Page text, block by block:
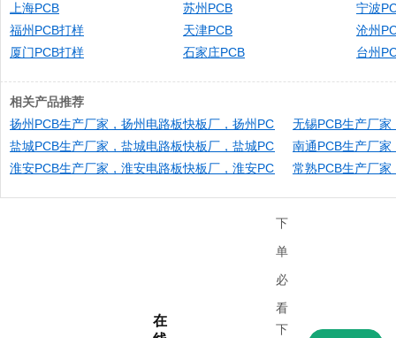
上海PCB
福州PCB打样
厦门PCB打样
苏州PCB
天津PCB
石家庄PCB
宁波
沧州
台州
相关产品推荐
扬州PCB生产厂家，扬州电路板快板厂，扬州PCB快速打样，扬州
盐城PCB生产厂家，盐城电路板快板厂，盐城PCB快速打样，盐城
淮安PCB生产厂家，淮安电路板快板厂，淮安PCB快速打样，淮安
无锡PCB生产厂
南通PCB生产厂
常熟PCB生产厂